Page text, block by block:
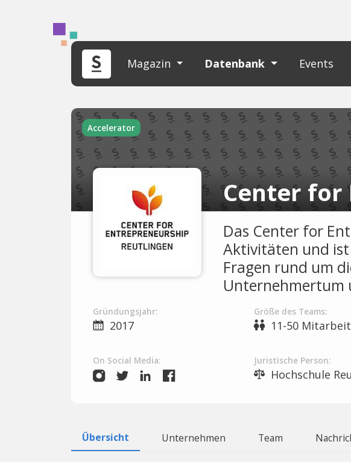
Magazin Datenbank Events
Accelerator
Das Center for
Aktivitäten und
Fragen rund um
Unternehmertum
Gründungsjahr:
2017
Größe des Teams:
11-50
On Social Media: Juristische Person:
Hochschule
Übersicht Unternehmen Team